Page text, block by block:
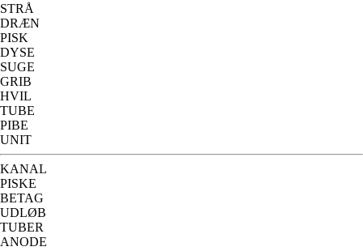
STRÅ
DRÆN
PISK
DYSE
SUGE
GRIB
HVIL
TUBE
PIBE
UNIT
KANAL
PISKE
BETAG
UDLØB
TUBER
ANODE